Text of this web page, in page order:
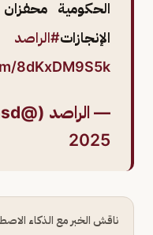
الحكومية
الإنجازات#الراصد
8dKxDM9S5k
— الراصد (@alraasd)
2025
ناقش الخبر مع الذكاء